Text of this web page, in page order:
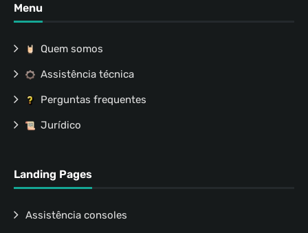
Menu
Quem somos
Assistência técnica
Perguntas frequentes
Jurídico
Landing Pages
Assistência consoles